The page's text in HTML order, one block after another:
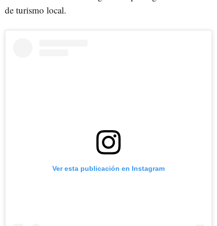
de turismo local.
Ver esta publicación en Instagram